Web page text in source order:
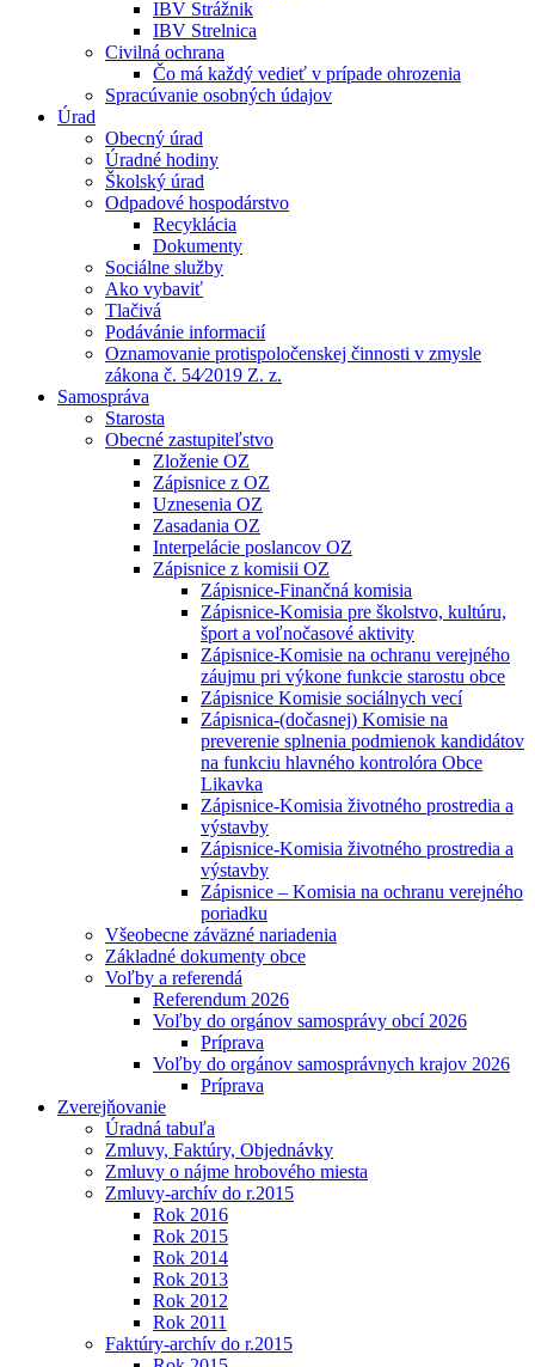
IBV Strážnik
IBV Strelnica
Civilná ochrana
Čo má každý vedieť v prípade ohrozenia
Spracúvanie osobných údajov
Úrad
Obecný úrad
Úradné hodiny
Školský úrad
Odpadové hospodárstvo
Recyklácia
Dokumenty
Sociálne služby
Ako vybaviť
Tlačivá
Podávánie informacií
Oznamovanie protispoločenskej činnosti v zmysle
zákona č. 54⁄2019 Z. z.
Samospráva
Starosta
Obecné zastupiteľstvo
Zloženie OZ
Zápisnice z OZ
Uznesenia OZ
Zasadania OZ
Interpelácie poslancov OZ
Zápisnice z komisii OZ
Zápisnice-Finančná komisia
Zápisnice-Komisia pre školstvo, kultúru,
šport a voľnočasové aktivity
Zápisnice-Komisie na ochranu verejného
záujmu pri výkone funkcie starostu obce
Zápisnice Komisie sociálnych vecí
Zápisnica-(dočasnej) Komisie na
preverenie splnenia podmienok kandidátov
na funkciu hlavného kontrolóra Obce
Likavka
Zápisnice-Komisia životného prostredia a
výstavby
Zápisnice-Komisia životného prostredia a
výstavby
Zápisnice – Komisia na ochranu verejného
poriadku
Všeobecne záväzné nariadenia
Základné dokumenty obce
Voľby a referendá
Referendum 2026
Voľby do orgánov samosprávy obcí 2026
Príprava
Voľby do orgánov samosprávnych krajov 2026
Príprava
Zverejňovanie
Úradná tabuľa
Zmluvy, Faktúry, Objednávky
Zmluvy o nájme hrobového miesta
Zmluvy-archív do r.2015
Rok 2016
Rok 2015
Rok 2014
Rok 2013
Rok 2012
Rok 2011
Faktúry-archív do r.2015